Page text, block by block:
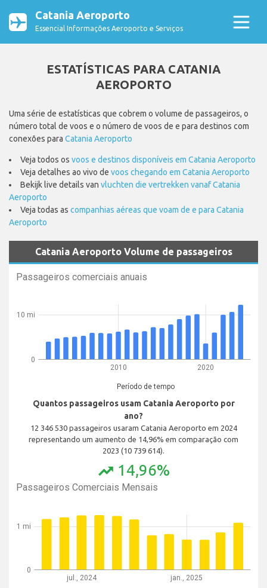
Catania Aeroporto
Essencial Informações Aeroporto e Serviços
ESTATÍSTICAS PARA CATANIA
AEROPORTO
Uma série de estatísticas que cobrem o volume de passageiros, o
número total de voos e o número de voos de e para destinos com
conexões para Catania Aeroporto
Veja todos os voos e destinos disponíveis em Catania Aeroporto
Veja detalhes ao vivo de voos chegando em Catania Aeroporto
Bekijk live details van vluchten die vertrekken vanaf Catania
Aeroporto
Veja todas as companhias aéreas que voam de e para Catania
Aeroporto
Catania Aeroporto Volume de passageiros
Passageiros comerciais anuais
2010 2020
Período de tempo
0
10 mi
Quantos passageiros usam Catania Aeroporto por
ano?
12 346 530 passageiros usaram Catania Aeroporto em 2024
representando um aumento de 14,96% em comparação com
2023 (10 739 614).
trending_up 14,96%
Passageiros Comerciais Mensais
jul., 2024 jan., 2025
0
1 mi